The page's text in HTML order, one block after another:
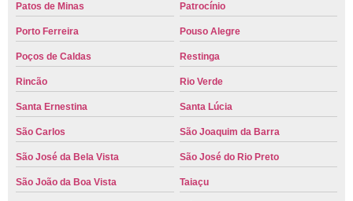
Patos de Minas Patrocínio
Porto Ferreira Pouso Alegre
Poços de Caldas Restinga
Rincão Rio Verde
Santa Ernestina Santa Lúcia
São Carlos São Joaquim da Barra
São José da Bela Vista São José do Rio Preto
São João da Boa Vista Taiaçu